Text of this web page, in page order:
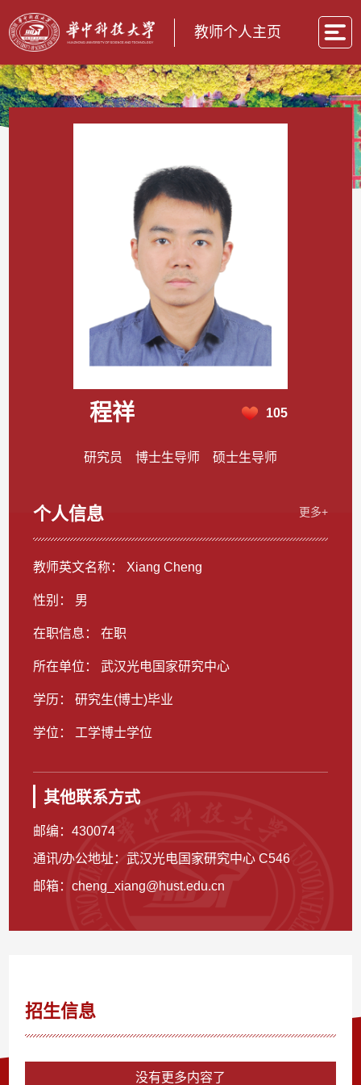
教师个人主页
程祥 105
研究员 博士生导师 硕士生导师
个人信息 更多+
教师英文名称： Xiang Cheng
性别： 男
在职信息： 在职
所在单位： 武汉光电国家研究中心
学历： 研究生(博士)毕业
学位： 工学博士学位
其他联系方式
邮编：430074
通讯/办公地址：武汉光电国家研究中心 C546
邮箱：cheng_xiang@hust.edu.cn
招生信息
没有更多内容了